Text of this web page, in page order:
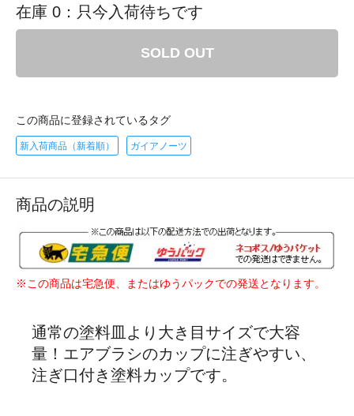
在庫 0：只今入荷待ちです
SOLD OUT
この商品に登録されているタグ
新入荷商品（新着順） ガイアノーツ
商品の説明
※この商品は宅急便、またはゆうパックでの発送となります。
通常の塗料皿より大き目サイズで大容
量！エアブラシのカップに注ぎやすい、
注ぎ口付き塗料カップです。